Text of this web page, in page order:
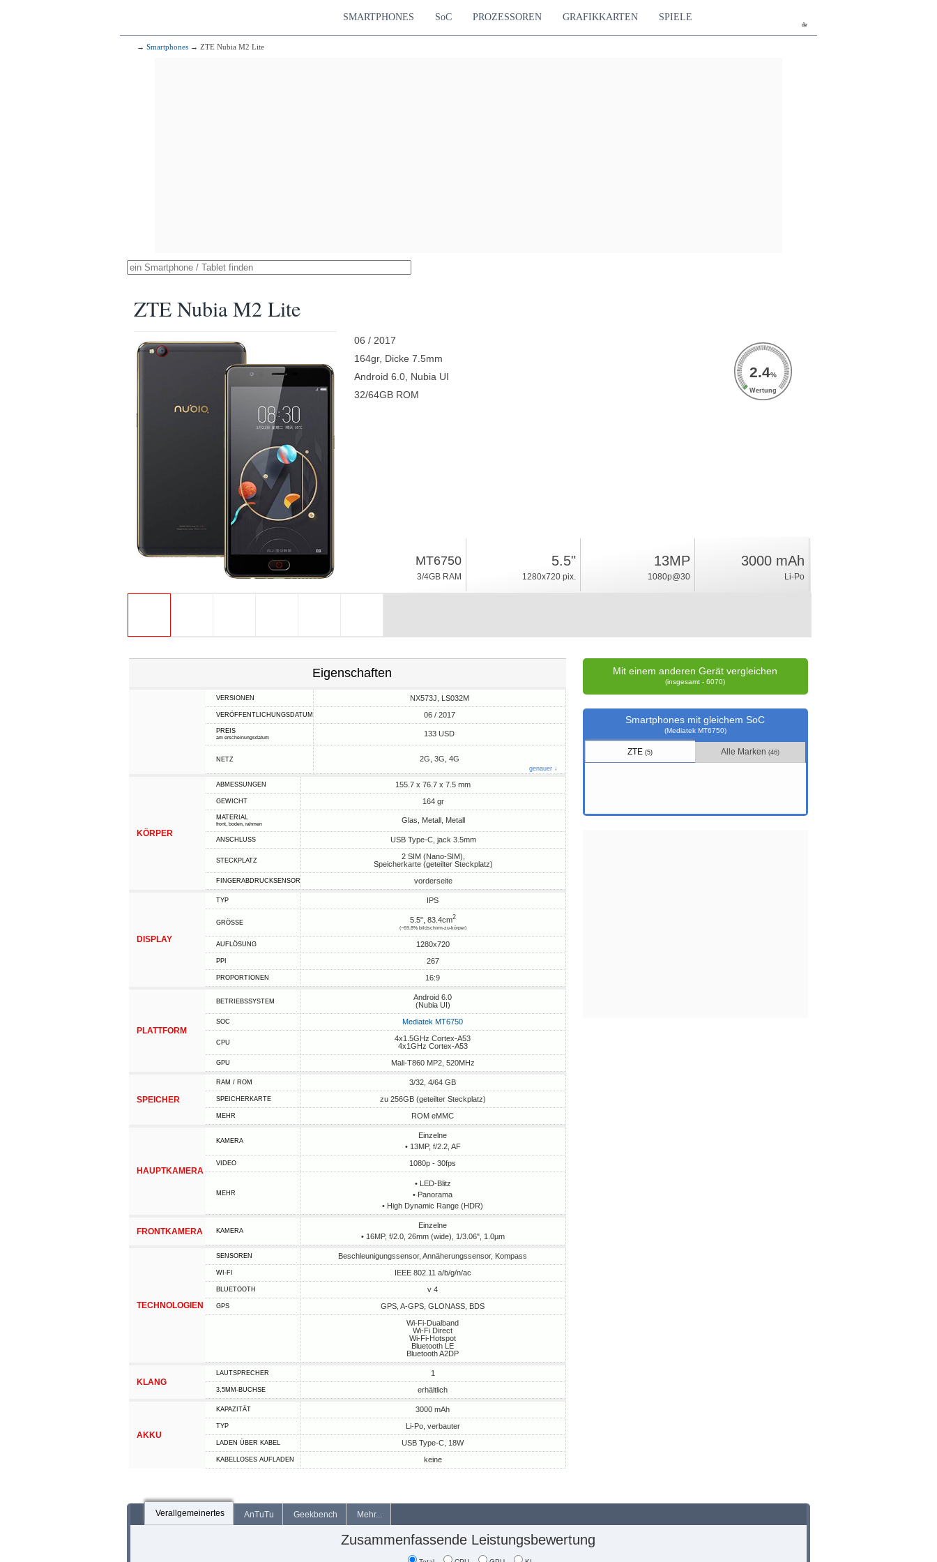
de
SMARTPHONES SoC PROZESSOREN GRAFIKKARTEN SPIELE
→ Smartphones → ZTE Nubia M2 Lite
ZTE Nubia M2 Lite
06 / 2017
164gr, Dicke 7.5mm
Android 6.0, Nubia UI
32/64GB ROM
2.4%
Wertung
MT6750
3/4GB RAM
5.5"
1280x720 pix.
13MP
1080p@30
3000 mAh
Li-Po
Eigenschaften
VERSIONEN NX573J, LS032M
VERÖFFENTLICHUNGSDATUM 06 / 2017
PREIS
am erscheinungsdatum 133 USD
NETZ 2G, 3G, 4G
genauer ↓
KÖRPER
ABMESSUNGEN 155.7 x 76.7 x 7.5 mm
GEWICHT 164 gr
MATERIAL
front, boden, rahmen Glas, Metall, Metall
ANSCHLUSS USB Type-C, jack 3.5mm
STECKPLATZ
2 SIM (Nano-SIM),
Speicherkarte (geteilter Steckplatz)
FINGERABDRUCKSENSOR vorderseite
DISPLAY
TYP IPS
GRÖSSE 5.5", 83.4cm2
(~69.8% bildschirm-zu-körper)
AUFLÖSUNG 1280x720
PPI 267
PROPORTIONEN 16:9
PLATTFORM
BETRIEBSSYSTEM
Android 6.0
(Nubia UI)
SOC Mediatek MT6750
CPU
4x1.5GHz Cortex-A53
4x1GHz Cortex-A53
GPU Mali-T860 MP2, 520MHz
SPEICHER
RAM / ROM 3/32, 4/64 GB
SPEICHERKARTE zu 256GB (geteilter Steckplatz)
MEHR ROM eMMC
HAUPTKAMERA
KAMERA
Einzelne
• 13MP, f/2.2, AF
VIDEO 1080p - 30fps
MEHR
• LED-Blitz
• Panorama
• High Dynamic Range (HDR)
FRONTKAMERA KAMERA
Einzelne
• 16MP, f/2.0, 26mm (wide), 1/3.06", 1.0µm
TECHNOLOGIEN
SENSOREN Beschleunigungssensor, Annäherungssensor, Kompass
WI-FI IEEE 802.11 a/b/g/n/ac
BLUETOOTH v 4
GPS
GPS, A-GPS, GLONASS, BDS
Wi-Fi-Dualband
Wi-Fi Direct
Wi-Fi-Hotspot
Bluetooth LE
Bluetooth A2DP
KLANG
LAUTSPRECHER 1
3,5MM-BUCHSE erhältlich
AKKU
KAPAZITÄT 3000 mAh
TYP Li-Po, verbauter
LADEN ÜBER KABEL USB Type-C, 18W
KABELLOSES AUFLADEN keine
Mit einem anderen Gerät vergleichen
(insgesamt - 6070)
Smartphones mit gleichem SoC
(Mediatek MT6750)
ZTE(5) Alle Marken(46)
Verallgemeinertes AnTuTu Geekbench Mehr...
Zusammenfassende Leistungsbewertung